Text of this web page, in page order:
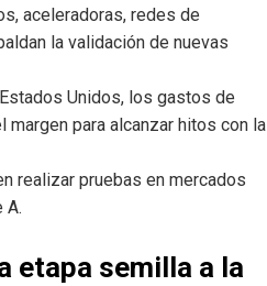
aceleradoras, redes de
la validación de nuevas
Unidos, los gastos de
para alcanzar hitos con la
realizar pruebas en mercados
A.
etapa semilla a la